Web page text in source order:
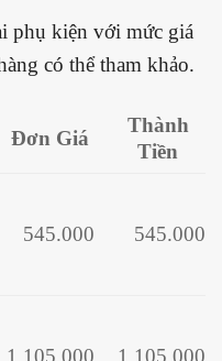
phụ kiện với mức giá
có thể tham khảo.
Đơn Giá
Thành
Tiền
545.000 545.000
1.105.000 1.105.000